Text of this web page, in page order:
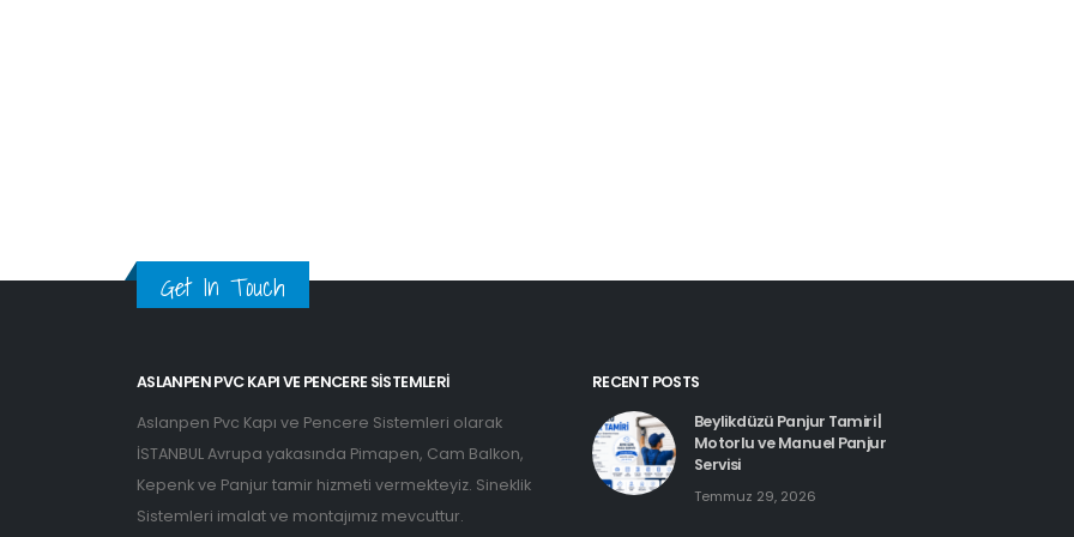
Get In Touch
ASLANPEN PVC KAPI VE PENCERE SISTEMLERI
Aslanpen Pvc Kapı ve Pencere Sistemleri olarak
İSTANBUL Avrupa yakasında Pimapen, Cam Balkon,
Kepenk ve Panjur tamir hizmeti vermekteyiz. Sineklik
Sistemleri imalat ve montajımız mevcuttur.
RECENT POSTS
Beylikdüzü Panjur Tamiri |
Motorlu ve Manuel Panjur
Servisi
Temmuz 29, 2026